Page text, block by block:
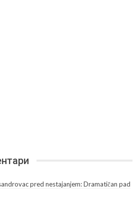
pred nestajanjem: Dramatičan pad